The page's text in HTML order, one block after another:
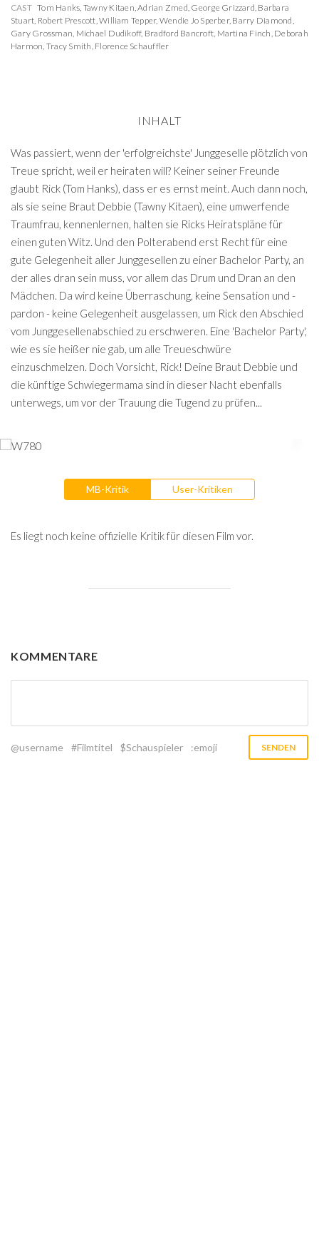
CAST Tom Hanks, Tawny Kitaen,Adrian Zmed, George Grizzard, Barbara
Stuart, Robert Prescott,William Tepper, Wendie Jo Sperber, Barry Diamond,
Gary Grossman, Michael Dudikoff, Bradford Bancroft, Martina Finch, Deborah
Harmon, Tracy Smith, Florence Schauffler
INHALT
Was passiert, wenn der 'erfolgreichste' Junggeselle plötzlich von
Treue spricht, weil er heiraten will? Keiner seiner Freunde
glaubt Rick (Tom Hanks), dass er es ernst meint. Auch dann noch,
als sie seine Braut Debbie (Tawny Kitaen), eine umwerfende
Traumfrau, kennenlernen, halten sie Ricks Heiratspläne für
einen guten Witz. Und den Polterabend erst Recht für eine
gute Gelegenheit aller Junggesellen zu einer Bachelor Party, an
der alles dran sein muss, vor allem das Drum und Dran an den
Mädchen. Da wird keine Überraschung, keine Sensation und -
pardon - keine Gelegenheit ausgelassen, um Rick den Abschied
vom Junggesellenabschied zu erschweren. Eine 'Bachelor Party',
wie es sie heißer nie gab, um alle Treueschwüre
einzuschmelzen. Doch Vorsicht, Rick! Deine Braut Debbie und
die künftige Schwiegermama sind in dieser Nacht ebenfalls
unterwegs, um vor der Trauung die Tugend zu prüfen...
MB-Kritik User-Kritiken
Es liegt noch keine offizielle Kritik für diesen Film vor.
KOMMENTARE
@username #Filmtitel $Schauspieler :emoji